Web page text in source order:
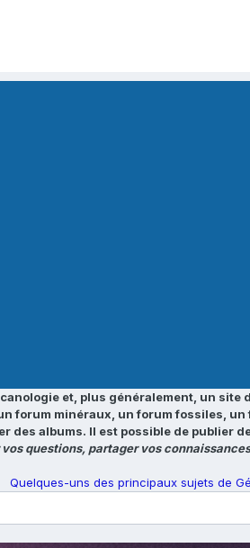
et, plus généralement, un
minéraux, un forum fossiles,
albums. Il est possible de publier
vos questions, partager vos
Quelques-uns des principaux sujets de